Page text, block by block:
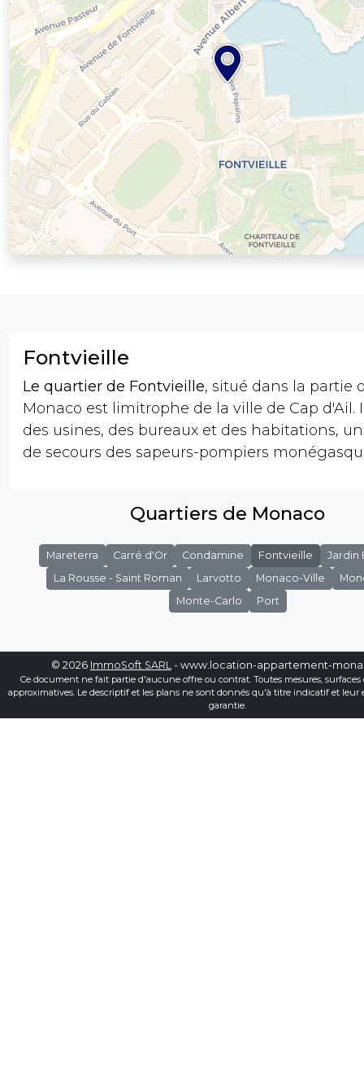
Fontvieille
Le quartier de Fontvieille, situé dans la partie
Monaco est limitrophe de la ville de Cap d'Ail.
des usines, des bureaux et des habitations,
de secours des sapeurs-pompiers
Quartiers de Monaco
Mareterra Carré d'Or Condamine Fontvieille
Jardin
La Rousse - Saint Roman
Larvotto Monaco-Ville
Monte-Carlo
Port
© 2026 ImmoSoft SARL - www.location-appartement-
Ce document ne fait partie d'aucune offre ou contrat. Toutes mesures, surfaces
approximatives. Le descriptif et les plans ne sont donnés qu'à titre indicatif et leur
garantie.